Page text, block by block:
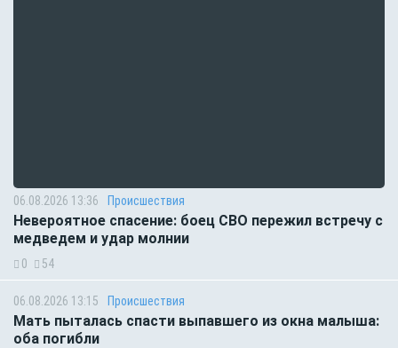
06.08.2026 13:36 Происшествия
Невероятное спасение: боец СВО пережил встречу с
медведем и удар молнии
0 54
06.08.2026 13:15 Происшествия
Мать пыталась спасти выпавшего из окна малыша:
оба погибли